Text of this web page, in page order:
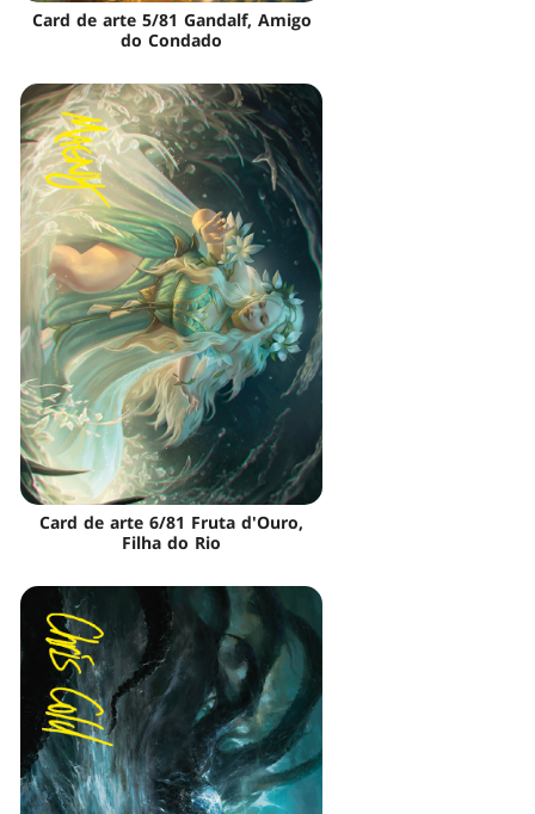
Card de arte 5/81 Gandalf, Amigo
do Condado
Card de arte 6/81 Fruta d'Ouro,
Filha do Rio